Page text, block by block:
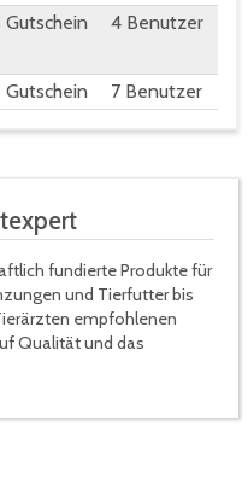
Gutschein 4 Benutzer
Gutschein 7 Benutzer
fundierte Produkte für
und Tierfutter bis
empfohlenen
Qualität und das